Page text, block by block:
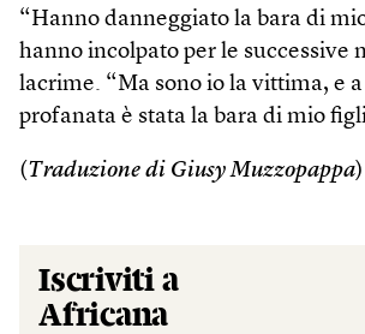
“Hanno danneggiato la bara di
hanno incolpato per le successive
lacrime. “Ma sono io la vittima, e a
profanata è stata la bara di mio
(Traduzione di Giusy Muzzopappa)
Iscriviti a
Africana